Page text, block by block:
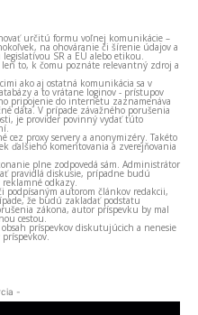
určitú formu voľnej komunikácie –
na ohováranie či šírenie údajov a
SR a EÚ alebo etikou.
to, k čomu poznáte relevantný zdroj a
ako aj ostatná komunikácia sa v
a to vrátane loginov - prístupov
pripojenie do internetu zaznamenáva
dáta. V prípade závažného porušenia
je provider povinný vydať túto
cez proxy servery a anonymizéry. Takéto
ďalšieho komentovania a zverejňovania
plne zodpovedá sám. Administrátor
pravidlá diskusie, prípadne budú
odkazy.
podpísaným autorom článkov redakcii,
že budú zakladať podstatu
zákona, autor príspevku by mal
cestou.
príspevkov diskutujúcich a nenesie
-